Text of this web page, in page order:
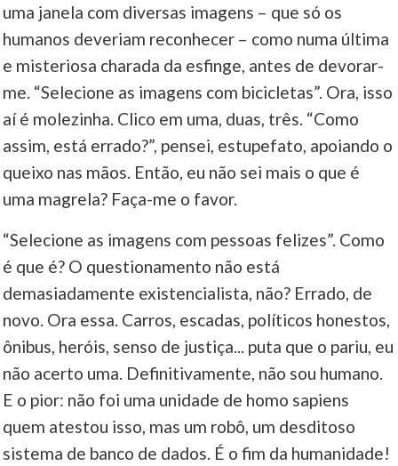
uma janela com diversas imagens – que só os
humanos deveriam reconhecer – como numa última
e misteriosa charada da esfinge, antes de devorar-
me. “Selecione as imagens com bicicletas”. Ora, isso
aí é molezinha. Clico em uma, duas, três. “Como
assim, está errado?”, pensei, estupefato, apoiando o
queixo nas mãos. Então, eu não sei mais o que é
uma magrela? Faça-me o favor.
“Selecione as imagens com pessoas felizes”. Como
é que é? O questionamento não está
demasiadamente existencialista, não? Errado, de
novo. Ora essa. Carros, escadas, políticos honestos,
ônibus, heróis, senso de justiça... puta que o pariu, eu
não acerto uma. Definitivamente, não sou humano.
E o pior: não foi uma unidade de homo sapiens
quem atestou isso, mas um robô, um desditoso
sistema de banco de dados. É o fim da humanidade!